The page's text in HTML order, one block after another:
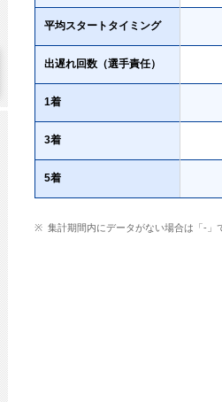
平均スタートタイミング
出遅れ回数（選手責任）
1着
3着
5着
集計期間内にデータがない場合は「-」